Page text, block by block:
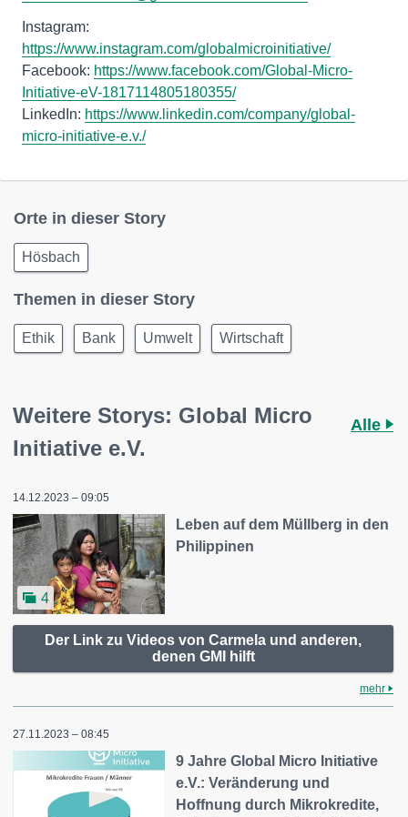
Instagram:
https://www.instagram.com/globalmicroinitiative/
Facebook: https://www.facebook.com/Global-Micro-
Initiative-eV-1817114805180355/
LinkedIn: https://www.linkedin.com/company/global-
micro-initiative-e.v./
Orte in dieser Story
Hösbach
Themen in dieser Story
Ethik Bank Umwelt Wirtschaft
Weitere Storys: Global Micro
Initiative e.V.
Alle
14.12.2023 – 09:05
4
Leben auf dem Müllberg in den
Philippinen
Der Link zu Videos von Carmela und anderen,
denen GMI hilft
mehr
27.11.2023 – 08:45
9 Jahre Global Micro Initiative
e.V.: Veränderung und
Hoffnung durch Mikrokredite,